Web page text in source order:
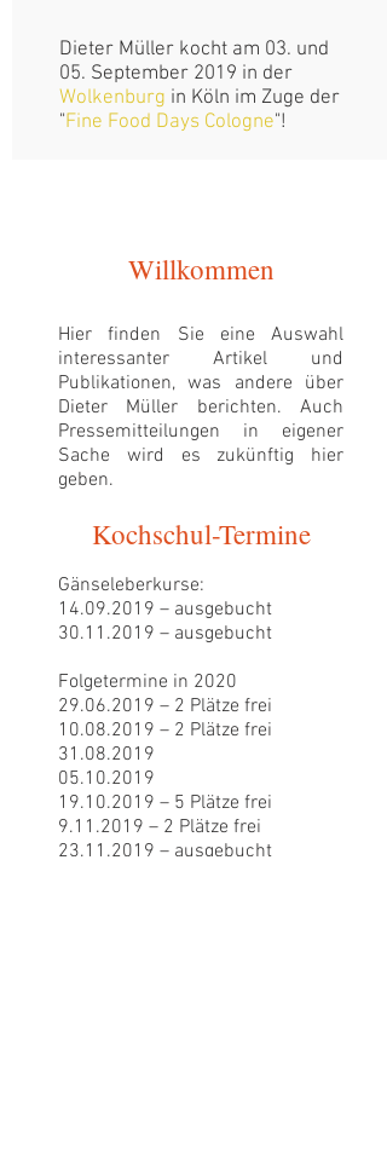
Dieter Müller kocht am 03. und
05. September 2019 in der
Wolkenburg in Köln im Zuge der
"Fine Food Days Cologne"!
Willkommen
Hier finden Sie eine Auswahl
interessanter Artikel und
Publikationen, was andere über
Dieter Müller berichten. Auch
Pressemitteilungen in eigener
Sache wird es zukünftig hier
geben.
Kochschul-Termine
Gänseleberkurse:
14.09.2019 – ausgebucht
30.11.2019 – ausgebucht
Folgetermine in 2020
29.06.2019 – 2 Plätze frei
10.08.2019 – 2 Plätze frei
31.08.2019
05.10.2019
19.10.2019 – 5 Plätze frei
9.11.2019 – 2 Plätze frei
23.11.2019 – ausgebucht